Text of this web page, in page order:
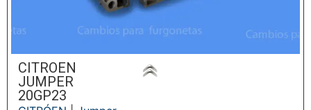
CITROEN
JUMPER
20GP23